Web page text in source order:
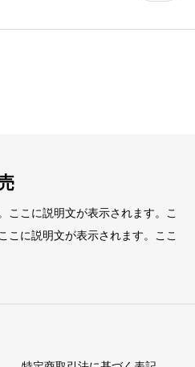
ここに説明文が表示されます。こ
こに説明文が表示されます。ここ